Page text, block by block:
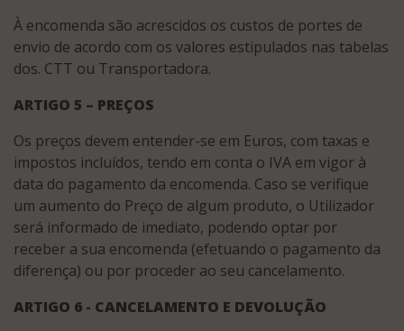
À encomenda são acrescidos os custos de portes de
envio de acordo com os valores estipulados nas tabelas
dos. CTT ou Transportadora.
ARTIGO 5 – PREÇOS
Os preços devem entender-se em Euros, com taxas e
impostos incluídos, tendo em conta o IVA em vigor à
data do pagamento da encomenda. Caso se verifique
um aumento do Preço de algum produto, o Utilizador
será informado de imediato, podendo optar por
receber a sua encomenda (efetuando o pagamento da
diferença) ou por proceder ao seu cancelamento.
ARTIGO 6 - CANCELAMENTO E DEVOLUÇÃO